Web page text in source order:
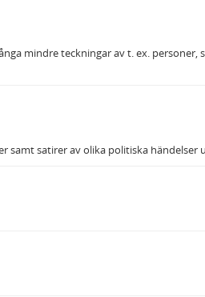
mindre teckningar av t. ex. personer,
samt satirer av olika politiska händelser